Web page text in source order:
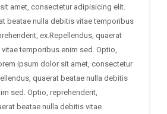
amet, consectetur adipisicing elit.
beatae nulla debitis vitae temporibus
ex.Repellendus, quaerat
temporibus enim sed. Optio,
ipsum dolor sit amet, consectetur
quaerat beatae nulla debitis
sed. Optio, reprehenderit,
beatae nulla debitis vitae